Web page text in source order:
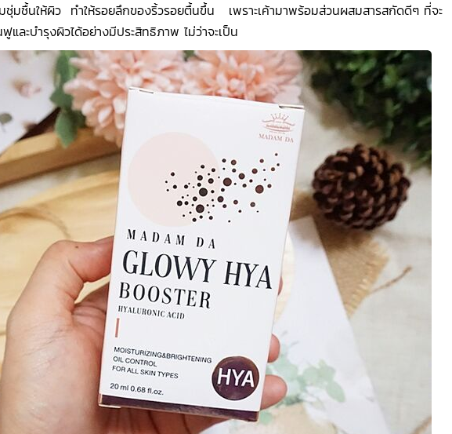
ชุ่มชื้นให้ผิว ทำให้รอยลึกของริ้วรอยตื้นขึ้น เพราะเค้ามาพร้อมส่วนผสมสารสกัดดีๆ ที่จะ
ฟูและบำรุงผิวได้อย่างมีประสิทธิภาพ ไม่ว่าจะเป็น